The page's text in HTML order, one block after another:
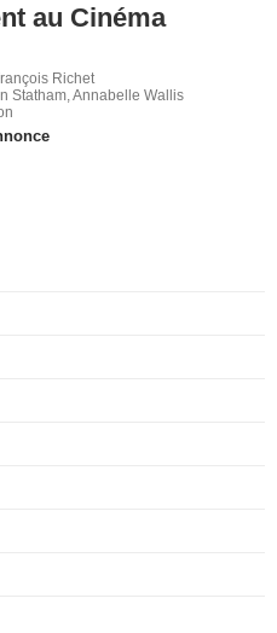
au Cinéma
Richet
Statham, Annabelle Wallis